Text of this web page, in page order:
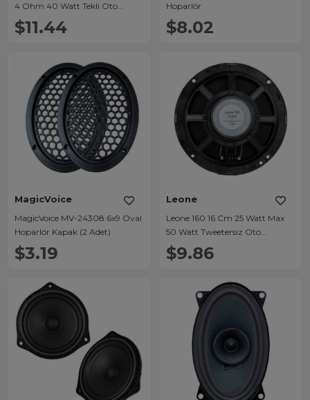
4 Ohm 40 Watt Tekli Oto
Hoparlör Kapaklı (Citroen -
Peugeot)
$11.44
Hoparlör
$8.02
MagicVoice
MagicVoice MV-24308 6x9 Oval
Hoparlör Kapak (2 Adet)
$3.19
Leone
Leone 160 16 Cm 25 Watt Max
50 Watt Tweetersiz Oto
Hoparlör
$9.86